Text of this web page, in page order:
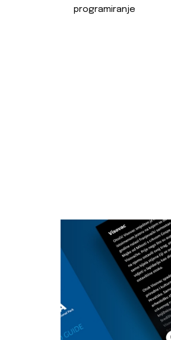
programiranje